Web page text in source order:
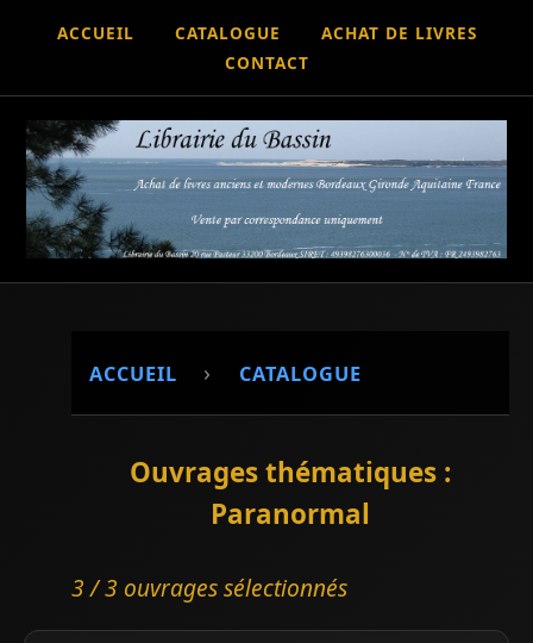
ACCUEIL CATALOGUE
ACHAT DE LIVRES
CONTACT
ACCUEIL › CATALOGUE
Ouvrages thématiques :
Paranormal
3 / 3 ouvrages sélectionnés